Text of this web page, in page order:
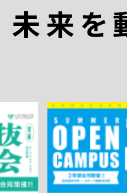
未来を